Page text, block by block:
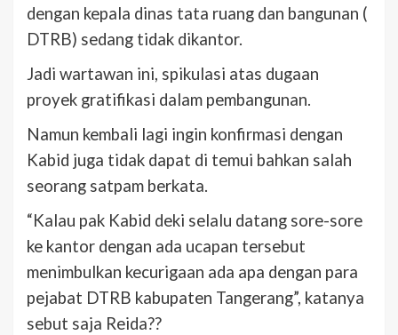
dengan kepala dinas tata ruang dan bangunan (
DTRB) sedang tidak dikantor.
Jadi wartawan ini, spikulasi atas dugaan
proyek gratifikasi dalam pembangunan.
Namun kembali lagi ingin konfirmasi dengan
Kabid juga tidak dapat di temui bahkan salah
seorang satpam berkata.
“Kalau pak Kabid deki selalu datang sore-sore
ke kantor dengan ada ucapan tersebut
menimbulkan kecurigaan ada apa dengan para
pejabat DTRB kabupaten Tangerang”, katanya
sebut saja Reida??